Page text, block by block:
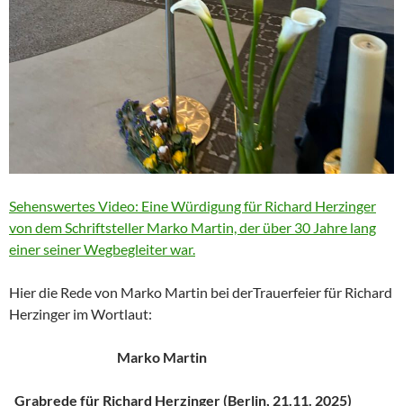
Sehenswertes Video: Eine Würdigung für Richard Herzinger
von dem Schriftsteller Marko Martin, der über 30 Jahre lang
einer seiner Wegbegleiter war.
Hier die Rede von Marko Martin bei derTrauerfeier für Richard
Herzinger im Wortlaut:
Marko Martin
Grabrede für Richard Herzinger (Berlin, 21.11. 2025)